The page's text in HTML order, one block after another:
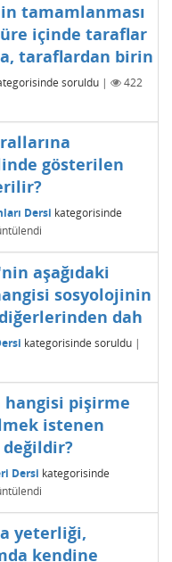
tamamlanması
içinde taraflar
taraflardan birin
soruldu |
422
gösterilen
Dersi kategorisinde
aşağıdaki
sosyolojinin
dah
kategorisinde soruldu |
hangisi pişirme
istenen
Dersi kategorisinde
yeterliği,
kendine